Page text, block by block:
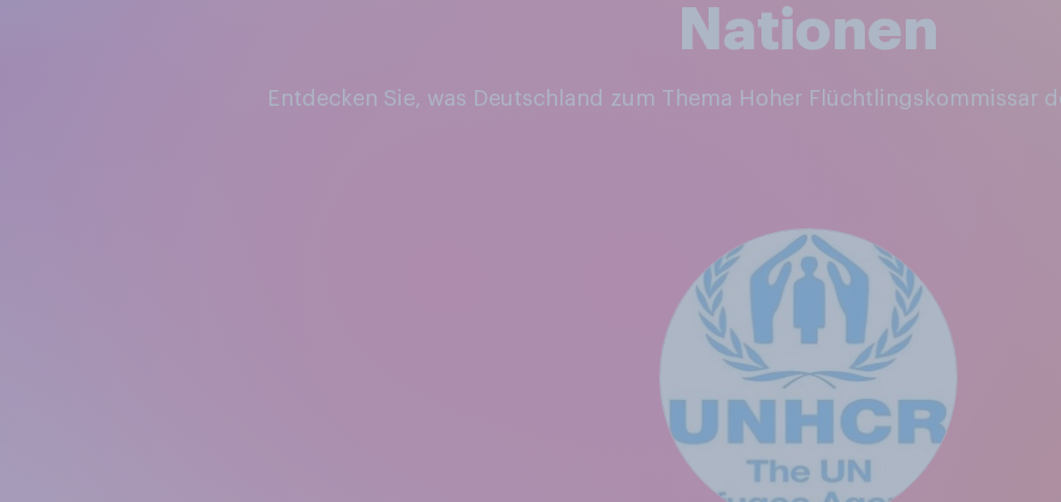
Nationen
Entdecken Sie, was Deutschland zum Thema Hoher Flüchtlingskommissar